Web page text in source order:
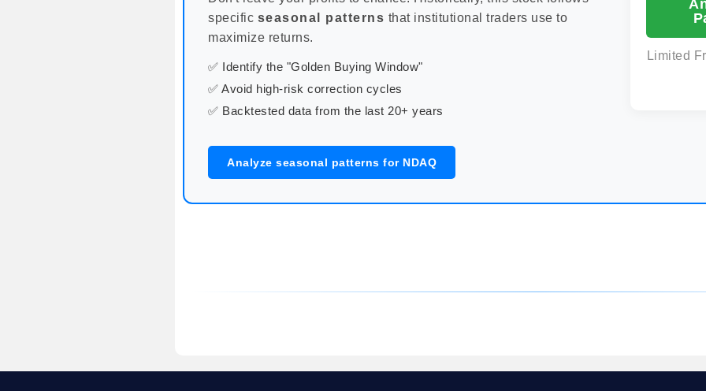
specific seasonal patterns that institutional traders use to
maximize returns.
✅ Identify the "Golden Buying Window"
✅ Avoid high-risk correction cycles
✅ Backtested data from the last 20+ years
Limited
Analyze seasonal patterns for NDAQ